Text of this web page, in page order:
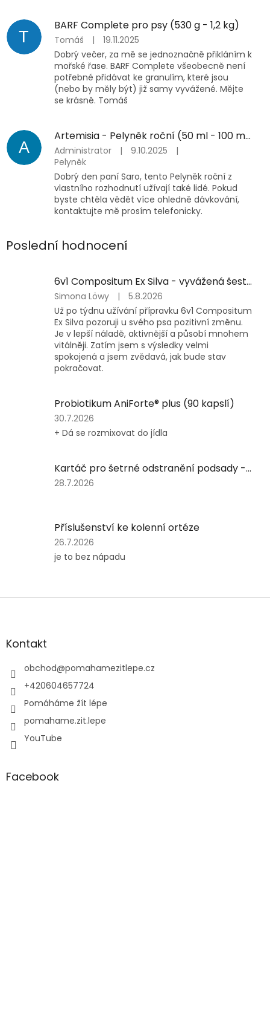
T
BARF Complete pro psy (530 g - 1,2 kg)
Tomáš |
19.11.2025
Dobrý večer, za mě se jednoznačně přikláním k
mořské řase. BARF Complete všeobecně není
potřebné přidávat ke granulím, které jsou
(nebo by měly být) již samy vyvážené. Mějte
se krásně. Tomáš
A
Artemisia - Pelyněk roční (50 ml - 100 ml)
Administrator | 9.10.2025
|
Pelyněk
Dobrý den paní Saro, tento Pelyněk roční z
vlastního rozhodnutí užívají také lidé. Pokud
byste chtěla vědět více ohledně dávkování,
kontaktujte mě prosím telefonicky.
Poslední hodnocení
6v1 Compositum Ex Silva - vyvážená šestice vitálních hub (30 ml)
Hodnocení
produktu
je
5
z
5
hvězdiček.
Simona Löwy |
5.8.2026
Už po týdnu užívání přípravku 6v1 Compositum
Ex Silva pozoruji u svého psa pozitivní změnu.
Je v lepší náladě, aktivnější a působí mnohem
vitálněji. Zatím jsem s výsledky velmi
spokojená a jsem zvědavá, jak bude stav
pokračovat.
Probiotikum AniForte® plus (90 kapslí)
Hodnocení
produktu
z
5
hvězdiček.
30.7.2026
+ Dá se rozmixovat do jídla
Kartáč pro šetrné odstranění podsady - různé velikosti
Hodnocení
z
5
hvězdiček.
28.7.2026
Příslušenství ke kolenní ortéze
Hodnocení
produktu
je
5
26.7.2026
je to bez nápadu
Z
aKontakt
obchod@pomahamezitlepe.cz
+420604657724
Pomáháme žít lépe
pomahame.zit.lepe
YouTube
Facebook